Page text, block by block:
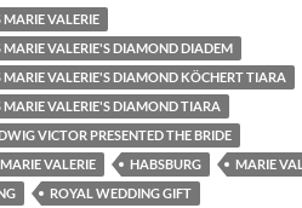
MARIE VALERIE
MARIE VALERIE'S DIAMOND DIADEM
MARIE VALERIE'S DIAMOND KÖCHERT TIARA
MARIE VALERIE'S DIAMOND TIARA
VICTOR PRESENTED THE BRIDE
VALERIE
HABSBURG
MARIE
ROYAL WEDDING GIFT